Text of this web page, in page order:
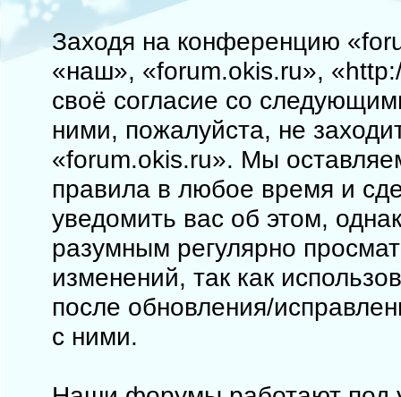
Заходя на конференцию
«наш», «forum.okis.ru»,
своё согласие со
ними, пожалуйста, не
«forum.okis.ru». Мы
правила в любое время и
уведомить вас об этом,
разумным регулярно
изменений, так как
после обновления/
с ними.